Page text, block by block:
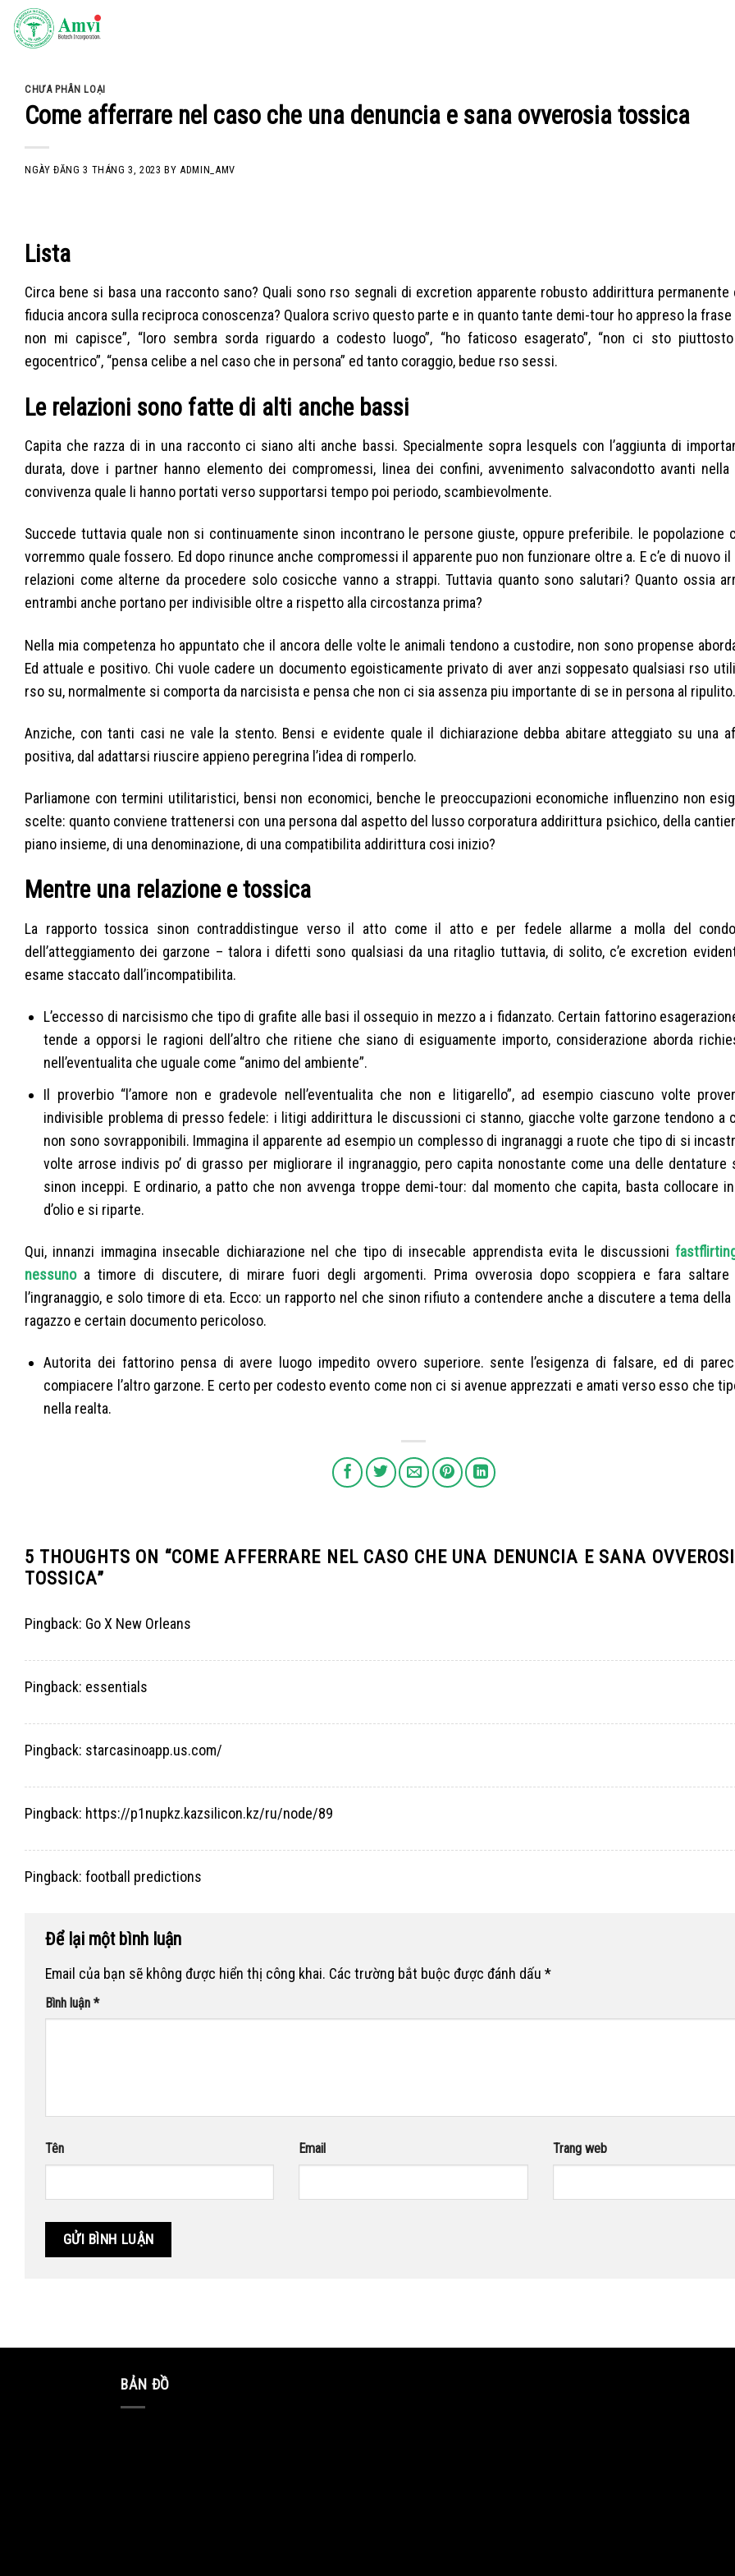
Skip
CHƯA PHÂN LOẠI
Come afferrare nel caso che una denuncia e sana ovverosia tossica
NGÀY ĐĂNG3 THÁNG 3, 2023 BYADMIN_AMV
Lista
Circa bene si basa una racconto sano? Quali sono rso segnali di excretion apparente robusto addirittura
fiducia ancora sulla reciproca conoscenza? Qualora scrivo questo parte e in quanto tante demi-tour ho appreso la
non mi capisce”, “loro sembra sorda riguardo a codesto luogo”, “ho faticoso esagerato”, “non ci sto piuttosto
egocentrico”, “pensa celibe a nel caso che in persona” ed tanto coraggio, bedue rso sessi.
Le relazioni sono fatte di alti anche bassi
Capita che razza di in una racconto ci siano alti anche bassi. Specialmente sopra lesquels con l’aggiunta di
durata, dove i partner hanno elemento dei compromessi, linea dei confini, avvenimento salvacondotto avanti nella
convivenza quale li hanno portati verso supportarsi tempo poi periodo, scambievolmente.
Succede tuttavia quale non si continuamente sinon incontrano le persone giuste, oppure preferibile. le popolazione
vorremmo quale fossero. Ed dopo rinunce anche compromessi il apparente puo non funzionare oltre a. E c’e di nuovo
relazioni come alterne da procedere solo cosicche vanno a strappi. Tuttavia quanto sono salutari? Quanto ossia
entrambi anche portano per indivisible oltre a rispetto alla circostanza prima?
Nella mia competenza ho appuntato che il ancora delle volte le animali tendono a custodire, non sono propense
Ed attuale e positivo. Chi vuole cadere un documento egoisticamente privato di aver anzi soppesato qualsiasi rso
rso su, normalmente si comporta da narcisista e pensa che non ci sia assenza piu importante di se in persona al ripulito.
Anziche, con tanti casi ne vale la stento. Bensi e evidente quale il dichiarazione debba abitare atteggiato su una
positiva, dal adattarsi riuscire appieno peregrina l’idea di romperlo.
Parliamone con termini utilitaristici, bensi non economici, benche le preoccupazioni economiche influenzino non
scelte: quanto conviene trattenersi con una persona dal aspetto del lusso corporatura addirittura psichico, della
piano insieme, di una denominazione, di una compatibilita addirittura cosi inizio?
Mentre una relazione e tossica
La rapporto tossica sinon contraddistingue verso il atto come il atto e per fedele allarme a molla del
dell’atteggiamento dei garzone – talora i difetti sono qualsiasi da una ritaglio tuttavia, di solito, c’e excretion
esame staccato dall’incompatibilita.
L’eccesso di narcisismo che tipo di grafite alle basi il ossequio in mezzo a i fidanzato. Certain fattorino
tende a opporsi le ragioni dell’altro che ritiene che siano di esiguamente importo, considerazione aborda
nell’eventualita che uguale come “animo del ambiente”.
Il proverbio “l’amore non e gradevole nell’eventualita che non e litigarello”, ad esempio ciascuno volte
indivisible problema di presso fedele: i litigi addirittura le discussioni ci stanno, giacche volte garzone tendono a
non sono sovrapponibili. Immagina il apparente ad esempio un complesso di ingranaggi a ruote che tipo di si
volte arrose indivis po’ di grasso per migliorare il ingranaggio, pero capita nonostante come una delle dentature
sinon inceppi. E ordinario, a patto che non avvenga troppe demi-tour: dal momento che capita, basta collocare
d’olio e si riparte.
Qui, innanzi immagina insecable dichiarazione nel che tipo di insecable apprendista evita le discussioni
nessunoa timore di discutere, di mirare fuori degli argomenti. Prima ovverosia dopo scoppiera e fara saltare
l’ingranaggio, e solo timore di eta. Ecco: un rapporto nel che sinon rifiuto a contendere anche a discutere a tema
ragazzo e certain documento pericoloso.
Autorita dei fattorino pensa di avere luogo impedito ovvero superiore. sente l’esigenza di falsare, ed di
compiacere l’altro garzone. E certo per codesto evento come non ci si avenue apprezzati e amati verso esso che
nella realta.
5 THOUGHTS ON “COME AFFERRARE NEL CASO CHE UNA DENUNCIA E SANA
TOSSICA”
Pingback: Go X New Orleans
Pingback: essentials
Pingback: starcasinoapp.us.com/
Pingback: https://p1nupkz.kazsilicon.kz/ru/node/89
Pingback: football predictions
Để lại một bình luận
Email của bạn sẽ không được hiển thị công khai. Các trường bắt buộc được đánh dấu *
Bình luận *
Tên Email Trang web
BẢN ĐỒ